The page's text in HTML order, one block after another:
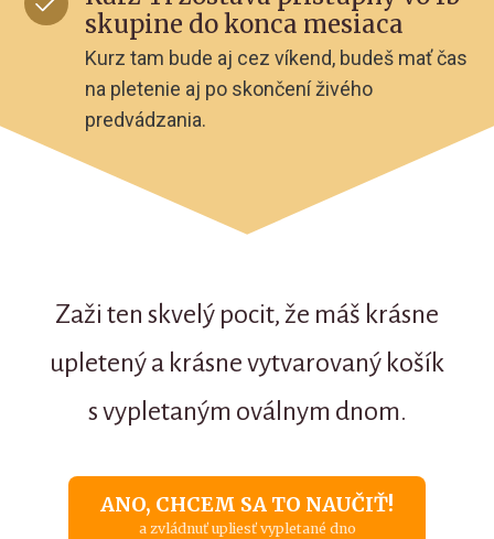
skupine do konca mesiaca
Kurz tam bude aj cez víkend, budeš mať čas
na pletenie aj po skončení živého
predvádzania.
Zaži ten skvelý pocit, že máš krásne
upletený a krásne vytvarovaný košík
s vypletaným oválnym dnom.
ANO, CHCEM SA TO NAUČIŤ!
a zvládnuť upliesť vypletané dno